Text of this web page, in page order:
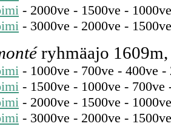
- 2000ve - 1500ve -
- 3000ve - 2000ve -
ryhmäajo
- 1000ve - 700ve - 400ve -
- 1500ve - 1000ve - 700ve
- 2000ve - 1500ve -
- 3000ve - 2000ve -